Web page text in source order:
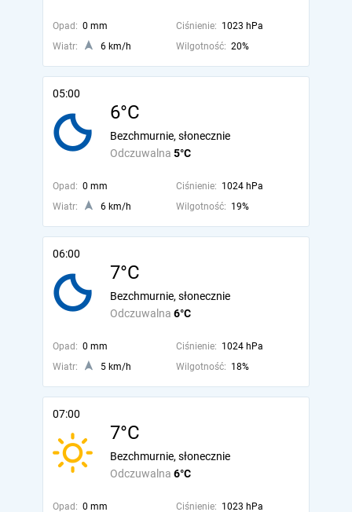
Opad: 0 mm Ciśnienie: 1023 hPa
Wiatr:
6 km/h Wilgotność: 20%
05:00
6°C
Odczuwalna 5°C
Bezchmurnie, słonecznie
Opad: 0 mm Ciśnienie: 1024 hPa
Wiatr:
6 km/h Wilgotność: 19%
06:00
7°C
Odczuwalna 6°C
Bezchmurnie, słonecznie
Opad: 0 mm Ciśnienie: 1024 hPa
Wiatr:
5 km/h Wilgotność: 18%
07:00
7°C
Odczuwalna 6°C
Bezchmurnie, słonecznie
Opad: 0 mm Ciśnienie: 1023 hPa